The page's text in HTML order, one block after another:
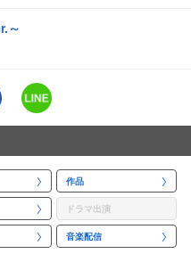
～
作品
ドラマ出演
音楽配信